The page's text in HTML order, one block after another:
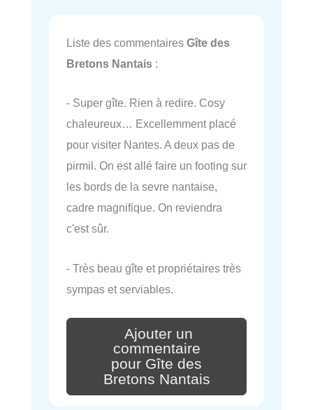
Liste des commentaires Gîte des
Bretons Nantais :
- Super gîte. Rien à redire. Cosy
chaleureux… Excellemment placé
pour visiter Nantes. A deux pas de
pirmil. On est allé faire un footing sur
les bords de la sevre nantaise,
cadre magnifique. On reviendra
c'est sûr.
- Très beau gîte et propriétaires très
sympas et serviables.
Ajouter un
commentaire
pour Gîte des
Bretons Nantais